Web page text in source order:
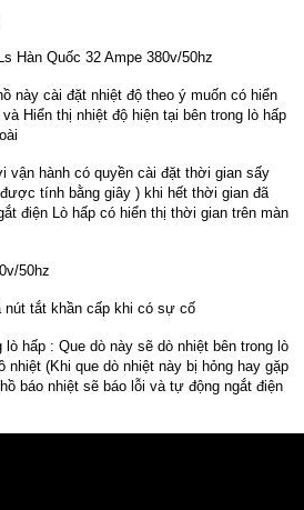
Quốc 32 Ampe 380v/50hz
cài đặt nhiệt độ theo ý muốn có hiển
Hiển thị nhiệt độ hiện tại bên trong lò hấp
hành có quyền cài đặt thời gian sấy
tính bằng giây ) khi hết thời gian đã
điện Lò hấp có hiển thị thời gian trên màn
50hz
tắt khần cấp khi có sự cố
: Que dò này sẽ dò nhiệt bên trong lò
nhiệt (Khi que dò nhiệt này bị hỏng hay gặp
báo nhiệt sẽ báo lỗi và tự động ngắt điện